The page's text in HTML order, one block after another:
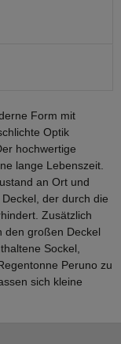
Form mit
Optik
hochwertige
lange Lebenszeit.
an Ort und
der durch die
Zusätzlich
den großen Deckel
Sockel,
Peruno zu
sich kleine